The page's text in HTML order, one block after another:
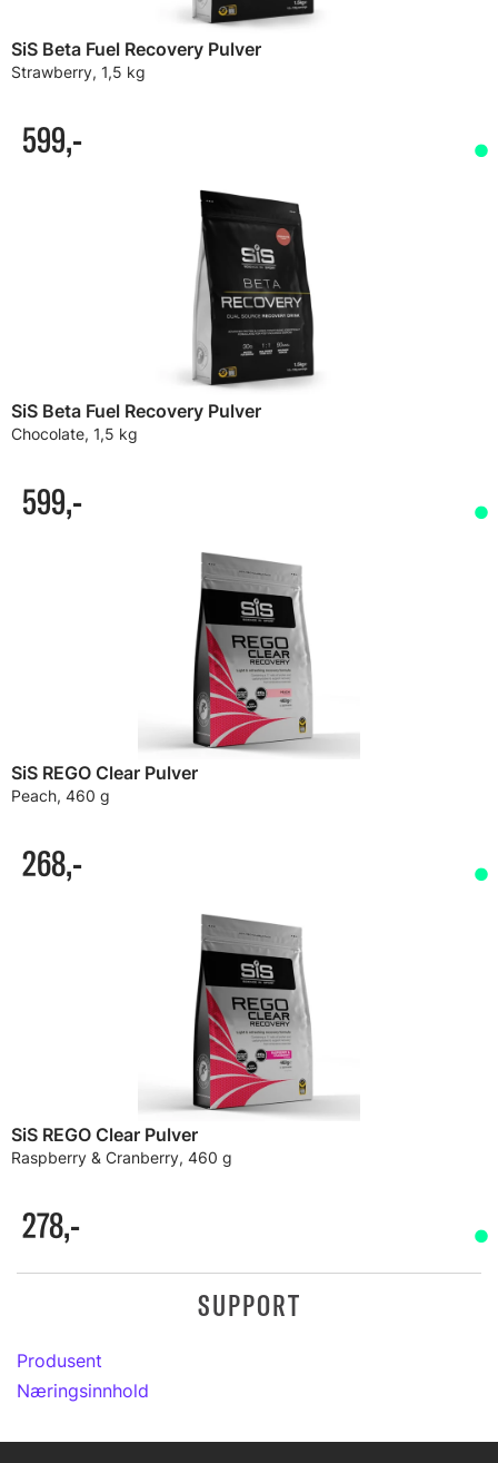
SiS Beta Fuel Recovery Pulver
Strawberry, 1,5 kg
599,-
SiS Beta Fuel Recovery Pulver
Chocolate, 1,5 kg
599,-
SiS REGO Clear Pulver
Peach, 460 g
268,-
SiS REGO Clear Pulver
Raspberry & Cranberry, 460 g
278,-
SUPPORT
Produsent
Næringsinnhold